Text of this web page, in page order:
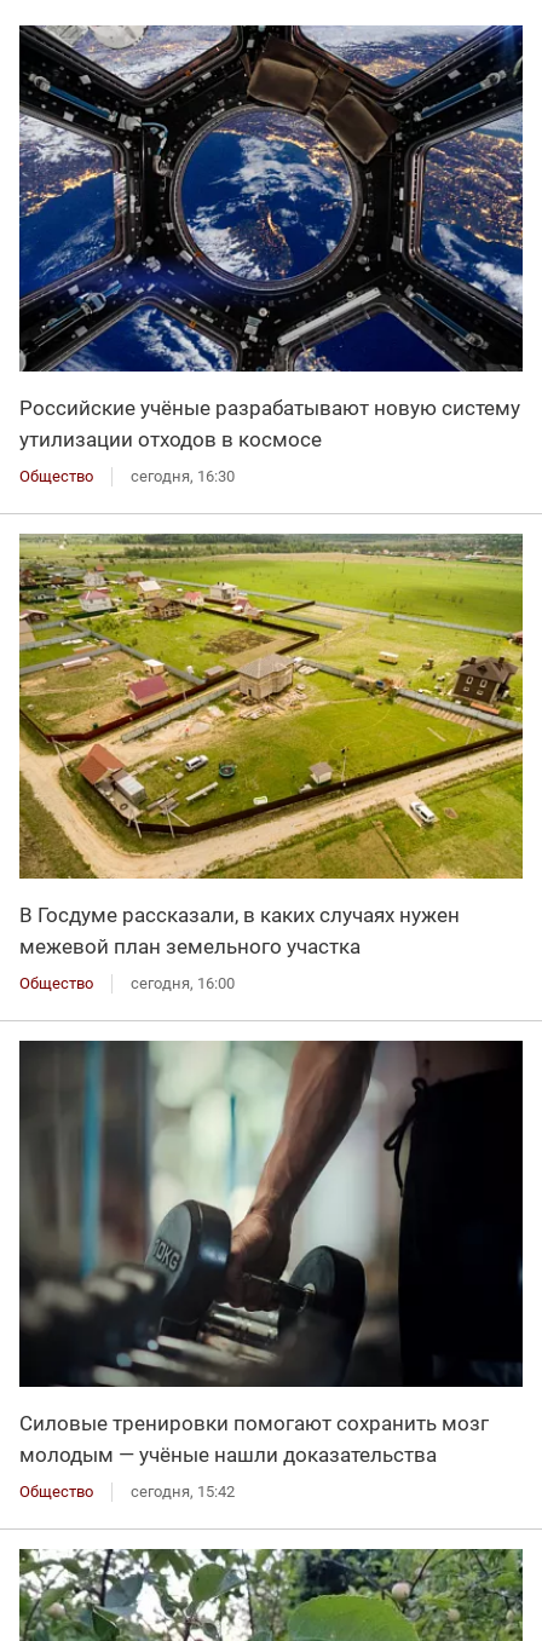
Российские учёные разрабатывают новую систему
утилизации отходов в космосе
Общество сегодня, 16:30
В Госдуме рассказали, в каких случаях нужен
межевой план земельного участка
Общество сегодня, 16:00
Силовые тренировки помогают сохранить мозг
молодым — учёные нашли доказательства
Общество сегодня, 15:42